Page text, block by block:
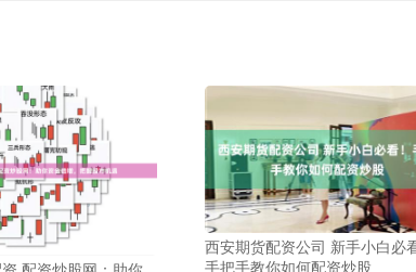
西安期货配资公司 新手小白必
手把手教你如何配资炒股